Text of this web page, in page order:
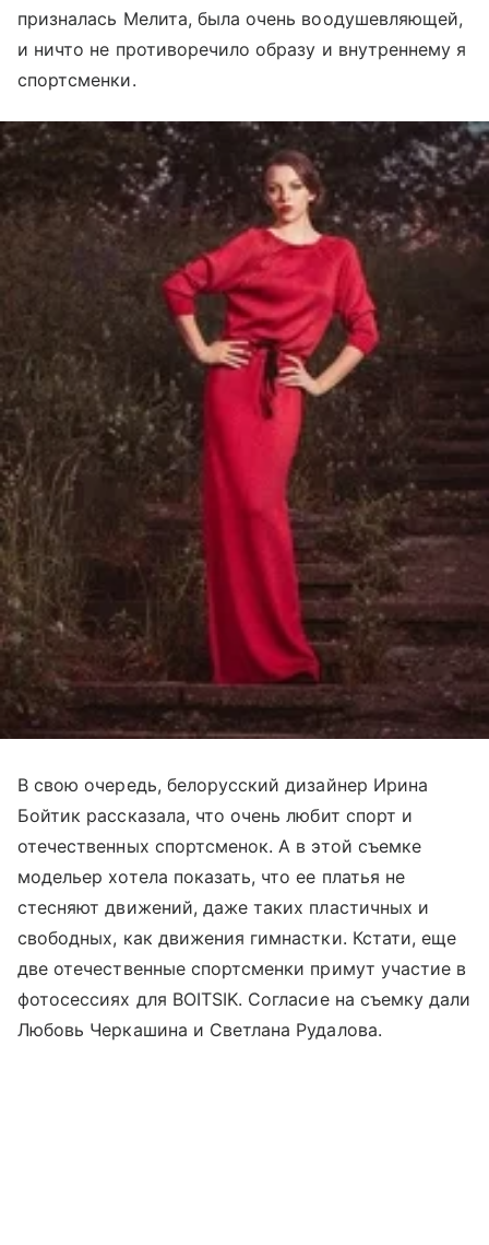
призналась Мелита, была очень воодушевляющей,
и ничто не противоречило образу и внутреннему я
спортсменки.
В свою очередь, белорусский дизайнер Ирина
Бойтик рассказала, что очень любит спорт и
отечественных спортсменок. А в этой съемке
модельер хотела показать, что ее платья не
стесняют движений, даже таких пластичных и
свободных, как движения гимнастки. Кстати, еще
две отечественные спортсменки примут участие в
фотосессиях для BOITSIK. Согласие на съемку дали
Любовь Черкашина и Светлана Рудалова.